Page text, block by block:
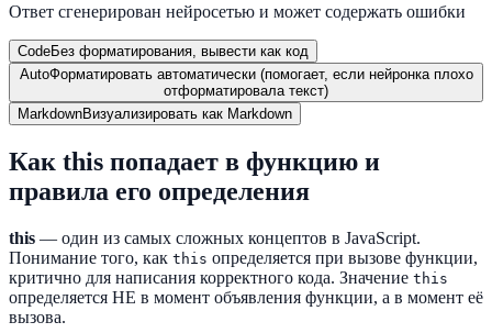
Ответ сгенерирован нейросетью и может содержать ошибки
CodeБез форматирования, вывести как код
AutoФорматировать автоматически (помогает, если нейронка плохо
отформатировала текст)
MarkdownВизуализировать как Markdown
Как this попадает в функцию и
правила его определения
this — один из самых сложных концептов в JavaScript.
Понимание того, как this определяется при вызове функции,
критично для написания корректного кода. Значение this
определяется НЕ в момент объявления функции, а в момент её
вызова.